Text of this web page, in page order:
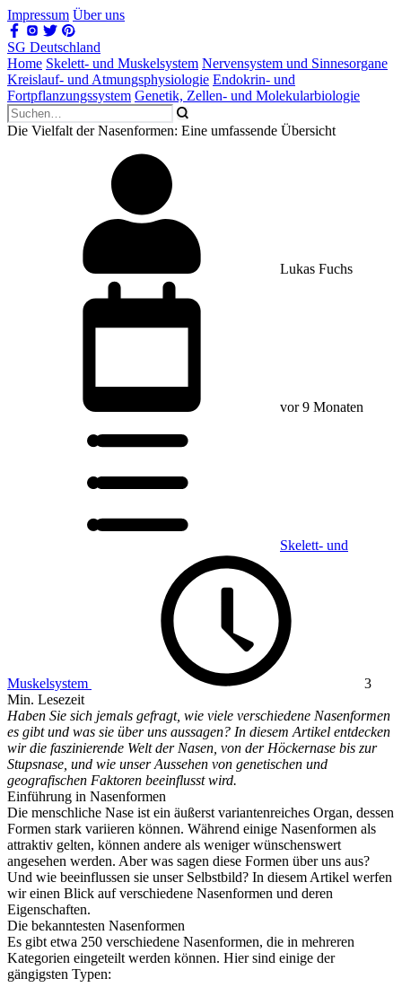
Impressum Über uns
SG Deutschland
Home Skelett- und Muskelsystem Nervensystem und Sinnesorgane
Kreislauf- und Atmungsphysiologie Endokrin- und
Fortpflanzungssystem Genetik, Zellen- und Molekularbiologie
Die Vielfalt der Nasenformen: Eine umfassende Übersicht
Lukas Fuchs
vor 9 Monaten
Skelett- und
Muskelsystem
3
Min. Lesezeit
Haben Sie sich jemals gefragt, wie viele verschiedene Nasenformen
es gibt und was sie über uns aussagen? In diesem Artikel entdecken
wir die faszinierende Welt der Nasen, von der Höckernase bis zur
Stupsnase, und wie unser Aussehen von genetischen und
geografischen Faktoren beeinflusst wird.
Einführung in Nasenformen
Die menschliche Nase ist ein äußerst variantenreiches Organ, dessen
Formen stark variieren können. Während einige Nasenformen als
attraktiv gelten, können andere als weniger wünschenswert
angesehen werden. Aber was sagen diese Formen über uns aus?
Und wie beeinflussen sie unser Selbstbild? In diesem Artikel werfen
wir einen Blick auf verschiedene Nasenformen und deren
Eigenschaften.
Die bekanntesten Nasenformen
Es gibt etwa 250 verschiedene Nasenformen, die in mehreren
Kategorien eingeteilt werden können. Hier sind einige der
gängigsten Typen: